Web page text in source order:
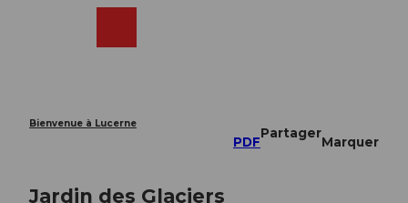
Bienvenue à Lucerne
PDF
Partager
Marquer
Jardin des Glaciers